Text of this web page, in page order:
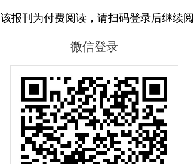
该报刊为付费阅读，请扫码登录后继续